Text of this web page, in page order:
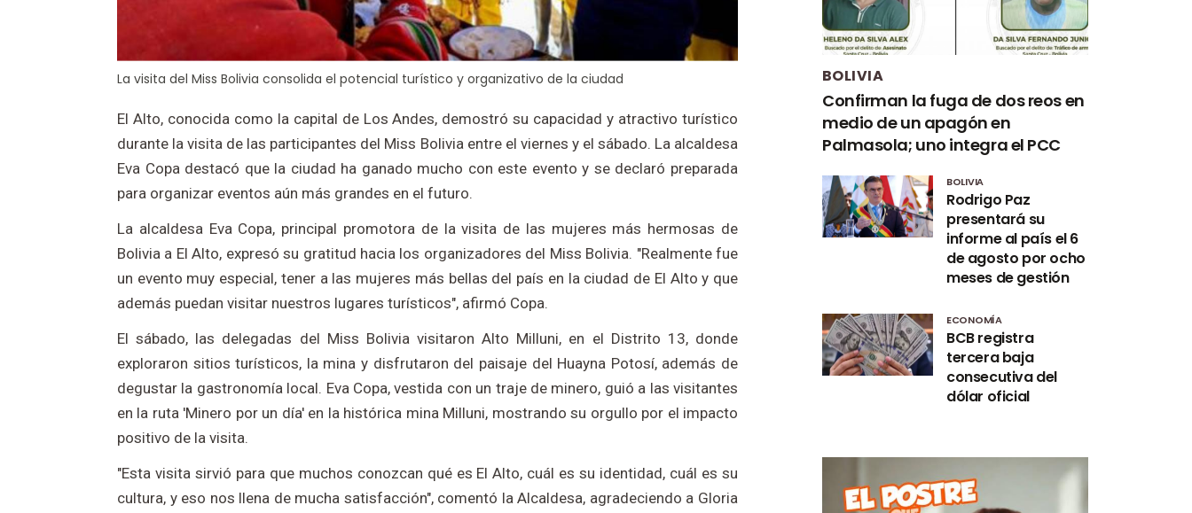
La visita del Miss Bolivia consolida el potencial turístico y organizativo de la ciudad
El Alto, conocida como la capital de Los Andes, demostró su capacidad y atractivo turístico
durante la visita de las participantes del Miss Bolivia entre el viernes y el sábado. La alcaldesa
Eva Copa destacó que la ciudad ha ganado mucho con este evento y se declaró preparada
para organizar eventos aún más grandes en el futuro.
La alcaldesa Eva Copa, principal promotora de la visita de las mujeres más hermosas de
Bolivia a El Alto, expresó su gratitud hacia los organizadores del Miss Bolivia. "Realmente fue
un evento muy especial, tener a las mujeres más bellas del país en la ciudad de El Alto y que
además puedan visitar nuestros lugares turísticos", afirmó Copa.
El sábado, las delegadas del Miss Bolivia visitaron Alto Milluni, en el Distrito 13, donde
exploraron sitios turísticos, la mina y disfrutaron del paisaje del Huayna Potosí, además de
degustar la gastronomía local. Eva Copa, vestida con un traje de minero, guió a las visitantes
en la ruta 'Minero por un día' en la histórica mina Milluni, mostrando su orgullo por el impacto
positivo de la visita.
"Esta visita sirvió para que muchos conozcan qué es El Alto, cuál es su identidad, cuál es su
cultura, y eso nos llena de mucha satisfacción", comentó la Alcaldesa, agradeciendo a Gloria
BOLIVIA
Confirman la fuga de dos reos en
medio de un apagón en
Palmasola; uno integra el PCC
BOLIVIA
Rodrigo Paz
presentará su
informe al país el 6
de agosto por ocho
meses de gestión
ECONOMÍA
BCB registra
tercera baja
consecutiva del
dólar oficial